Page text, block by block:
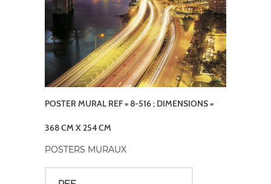
POSTER MURAL REF = 8-516 ; DIMENSIONS =
368 CM X 254 CM
POSTERS MURAUX